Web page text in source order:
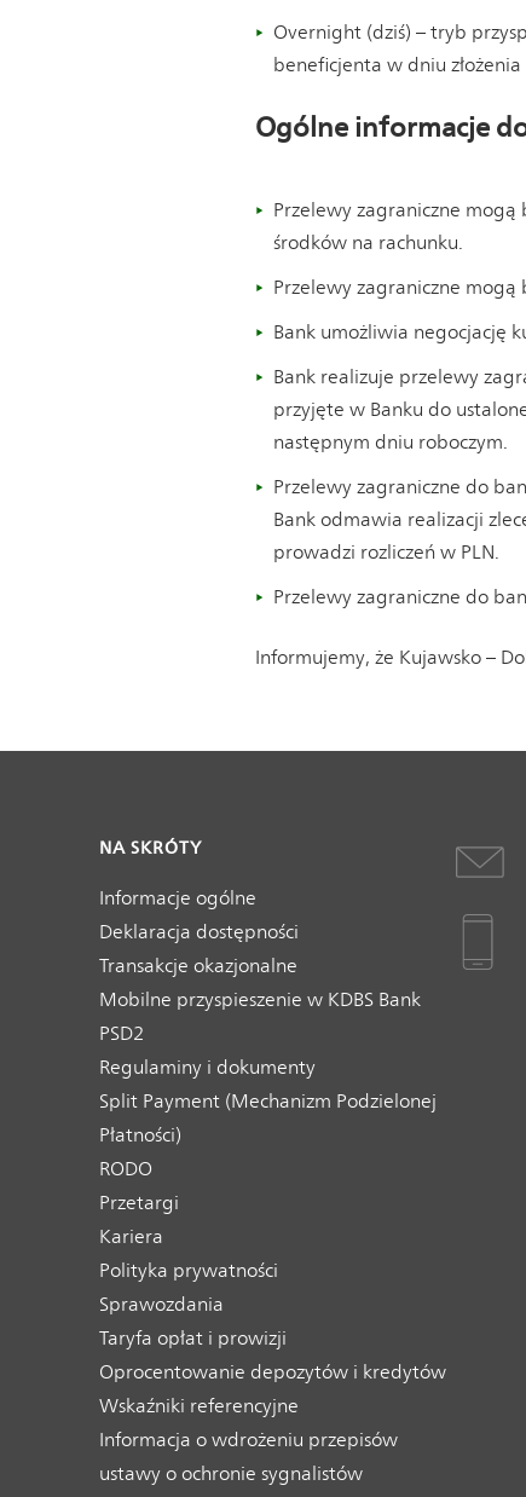
Overnight (dziś) – tryb
beneficjenta w dniu
Ogólne informacje
Przelewy zagraniczne mogą
środków na rachunku.
Przelewy zagraniczne mogą
Bank umożliwia negocjację
Bank realizuje przelewy
przyjęte w Banku do
następnym dniu roboczym.
Przelewy zagraniczne do
Bank odmawia realizacji
prowadzi rozliczeń w PLN.
Przelewy zagraniczne do
Informujemy, że Kujawsko –
NA SKRÓTY
Informacje ogólne
Deklaracja dostępności
Transakcje okazjonalne
Mobilne przyspieszenie w KDBS Bank
PSD2
Regulaminy i dokumenty
Split Payment (Mechanizm Podzielonej
Płatności)
RODO
Przetargi
Kariera
Polityka prywatności
Sprawozdania
Taryfa opłat i prowizji
Oprocentowanie depozytów i kredytów
Wskaźniki referencyjne
Informacja o wdrożeniu przepisów
ustawy o ochronie sygnalistów